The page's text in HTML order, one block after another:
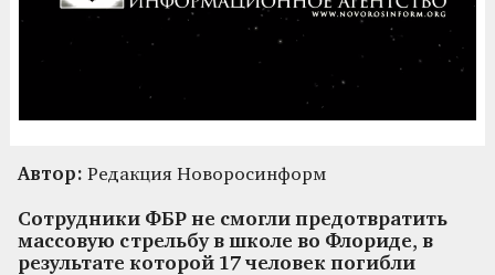
Автор: Редакция Новоросинформ
Сотрудники ФБР не смогли предотвратить
массовую стрельбу в школе во Флориде, в
результате которой 17 человек погибли